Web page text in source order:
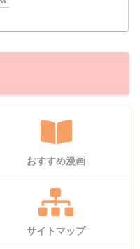
おすすめ漫画
サイトマップ